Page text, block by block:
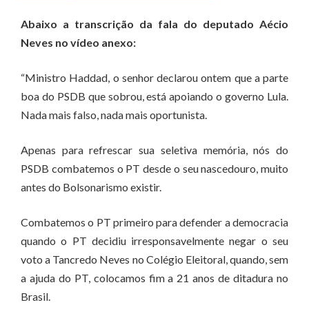
Abaixo a transcrição da fala do deputado Aécio
Neves no vídeo anexo:
“Ministro Haddad, o senhor declarou ontem que a parte
boa do PSDB que sobrou, está apoiando o governo Lula.
Nada mais falso, nada mais oportunista.
Apenas para refrescar sua seletiva memória, nós do
PSDB combatemos o PT desde o seu nascedouro, muito
antes do Bolsonarismo existir.
Combatemos o PT primeiro para defender a democracia
quando o PT decidiu irresponsavelmente negar o seu
voto a Tancredo Neves no Colégio Eleitoral, quando, sem
a ajuda do PT, colocamos fim a 21 anos de ditadura no
Brasil.